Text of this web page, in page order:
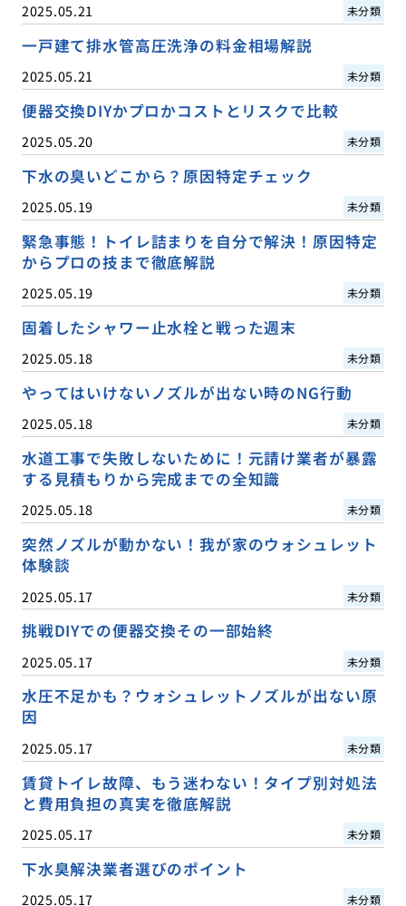
2025.05.21 未分類
一戸建て排水管高圧洗浄の料金相場解説
2025.05.21 未分類
便器交換DIYかプロかコストとリスクで比較
2025.05.20 未分類
下水の臭いどこから？原因特定チェック
2025.05.19 未分類
緊急事態！トイレ詰まりを自分で解決！原因特定
からプロの技まで徹底解説
2025.05.19 未分類
固着したシャワー止水栓と戦った週末
2025.05.18 未分類
やってはいけないノズルが出ない時のNG行動
2025.05.18 未分類
水道工事で失敗しないために！元請け業者が暴露
する見積もりから完成までの全知識
2025.05.18 未分類
突然ノズルが動かない！我が家のウォシュレット
体験談
2025.05.17 未分類
挑戦DIYでの便器交換その一部始終
2025.05.17 未分類
水圧不足かも？ウォシュレットノズルが出ない原
因
2025.05.17 未分類
賃貸トイレ故障、もう迷わない！タイプ別対処法
と費用負担の真実を徹底解説
2025.05.17 未分類
下水臭解決業者選びのポイント
2025.05.17 未分類